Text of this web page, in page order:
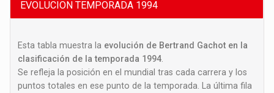
EVOLUCION TEMPORADA 1994
Esta tabla muestra la evolución de Bertrand Gachot en la
clasificación de la temporada 1994
Se refleja la posición en el mundial tras cada carrera y los
puntos totales en ese punto de la temporada. La última fila